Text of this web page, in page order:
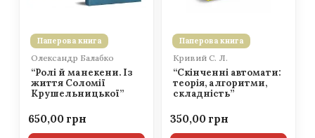
Паперова книга
Олександр Балабко
“Ролі й манекени. Із
життя Соломії
Крушельницької”
650,00
Паперова книга
Кривий С. Л.
“Скінченні автомати:
теорія, алгоритми,
складність”
350,00